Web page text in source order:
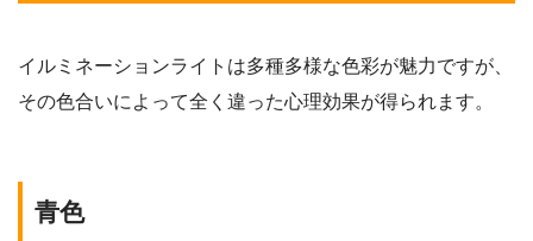
イルミネーションライトは多種多様な色彩が魅力ですが、
その色合いによって全く違った心理効果が得られます。
青色